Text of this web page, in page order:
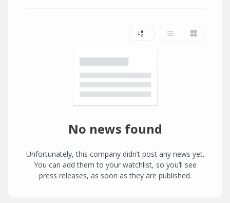
No news found
Unfortunately, this company didn’t post any news yet.
You can add them to your watchlist, so you’ll see
press releases, as soon as they are published.